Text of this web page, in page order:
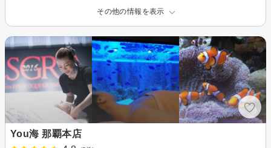
その他の情報を表示
You海 那覇本店